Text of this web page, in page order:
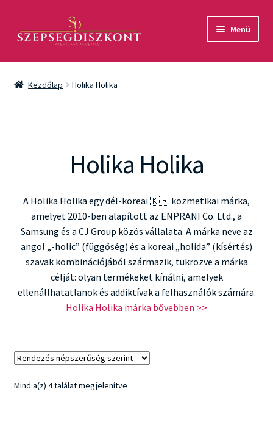
aa
Menü
Akció
Csomagok
Férfiaknak
Márkák
Kezdőlap Holika Holika
Holika Holika
A Holika Holika egy dél-koreai 🇰🇷 kozmetikai márka,
amelyet 2010-ben alapított az ENPRANI Co. Ltd., a
Samsung és a CJ Group közös vállalata. A márka neve az
angol „-holic” (függőség) és a koreai „holida” (kísértés)
szavak kombinációjából származik, tükrözve a márka
célját: olyan termékeket kínálni, amelyek
ellenállhatatlanok és addiktívak a felhasználók számára.
Holika Holika márka bővebben >>
Mind a(z) 4 találat megjelenítveSorted